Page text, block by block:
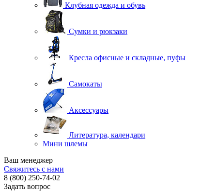
Клубная одежда и обувь
Сумки и рюкзаки
Кресла офисные и складные, пуфы
Самокаты
Аксессуары
Литература, календари
Мини шлемы
Ваш менеджер
Свяжитесь с нами
8 (800) 250-74-02
Задать вопрос